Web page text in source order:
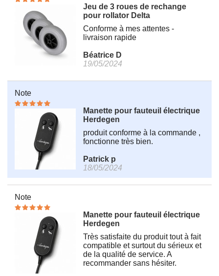
Jeu de 3 roues de rechange
pour rollator Delta
Conforme à mes attentes -
livraison rapide
Béatrice D
19/05/2024
Note
Manette pour fauteuil électrique
Herdegen
produit conforme à la commande ,
fonctionne très bien.
Patrick p
18/05/2024
Note
Manette pour fauteuil électrique
Herdegen
Très satisfaite du produit tout à fait
compatible et surtout du sérieux et
de la qualité de service. A
recommander sans hésiter.